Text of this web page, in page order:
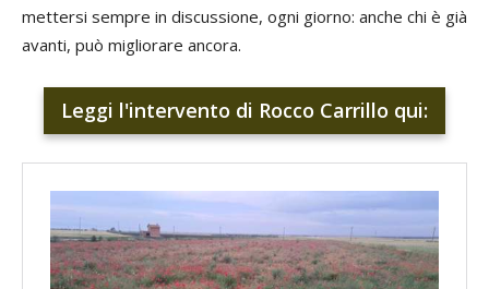
mettersi sempre in discussione, ogni giorno: anche chi è già
avanti, può migliorare ancora.
Leggi l'intervento di Rocco Carrillo qui: